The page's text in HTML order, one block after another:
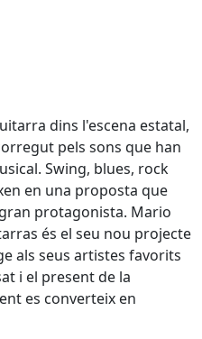
dins l'escena estatal,
pels sons que han
Swing, blues, rock
en una proposta que
protagonista. Mario
és el seu nou projecte
als seus artistes favorits
i el present de la
es converteix en